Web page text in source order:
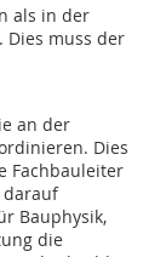
als in der
Dies muss der
an der
Dies
Fachbauleiter
darauf
Bauphysik,
die